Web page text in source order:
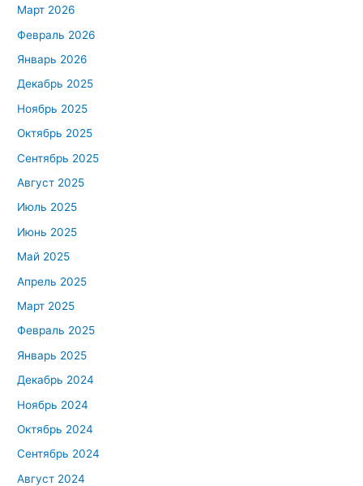
Март 2026
Февраль 2026
Январь 2026
Декабрь 2025
Ноябрь 2025
Октябрь 2025
Сентябрь 2025
Август 2025
Июль 2025
Июнь 2025
Май 2025
Апрель 2025
Март 2025
Февраль 2025
Январь 2025
Декабрь 2024
Ноябрь 2024
Октябрь 2024
Сентябрь 2024
Август 2024